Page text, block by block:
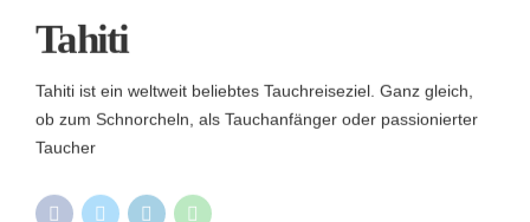
Tahiti
Tahiti ist ein weltweit beliebtes Tauchreiseziel. Ganz gleich,
ob zum Schnorcheln, als Tauchanfänger oder passionierter
Taucher